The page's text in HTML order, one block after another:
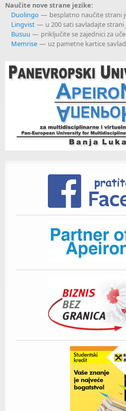
Naučite nove strane jezike:
Duolingo — besplatno naučite strani
Lingvist — u 200 sati savladajte strani
Busuu — priključite se zajednici za
Memrise — uz pametne kartice